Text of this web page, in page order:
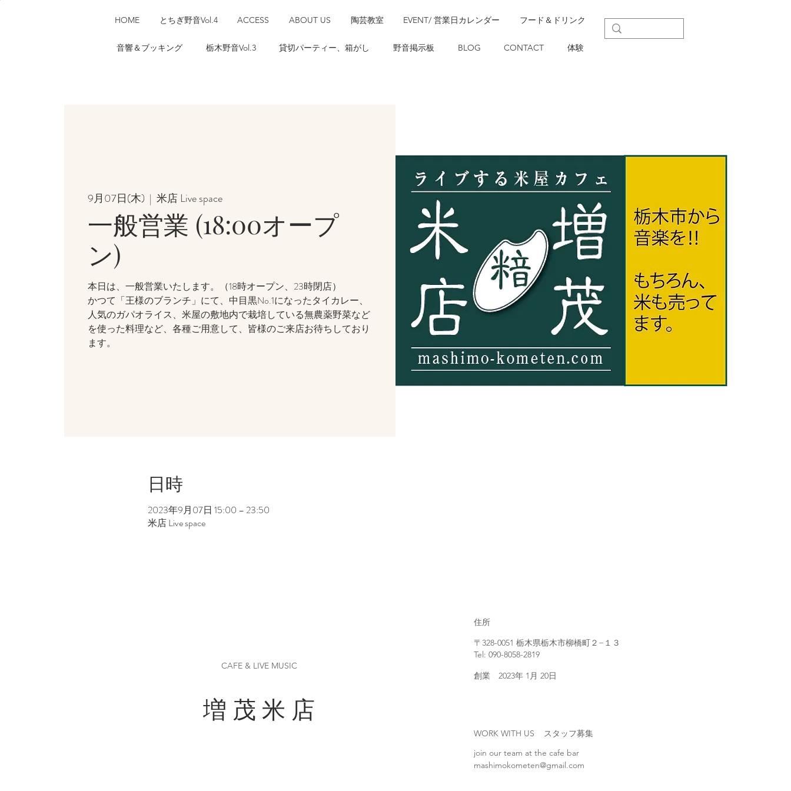
HOME とちぎ野音Vol.4 ACCESS ABOUT US 陶芸教室 EVENT/ 営業日カレンダー フード＆ドリンク
音響＆ブッキング 栃木野音Vol.3 貸切パーティー、箱がし 野音掲示板 BLOG CONTACT 体験
9月07日(木)
  |
米店 Live space
一般営業 (18:00オープ
ン)
本日は、一般営業いたします。（18時オープン、23時閉店）
かつて「王様のブランチ」にて、中目黒No.1になったタイカレー、
人気のガパオライス、米屋の敷地内で栽培している無農薬野菜など
を使った料理など、各種ご用意して、皆様のご来店お待ちしており
ます。
日時
2023年9月07日 15:00 – 23:50
米店 Live space
住所
CAFE & LIVE MUSIC
〒328-0051 栃木県栃木市柳橋町２−１３
Tel: 090-8058-2819
創業 2023年 1月 20日
増 茂 米 店
WORK WITH US スタッフ募集
join our team at the cafe bar
mashimokometen@gmail.com